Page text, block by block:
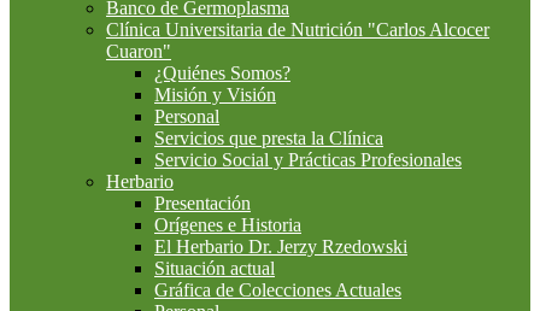
Banco de Germoplasma
Clínica Universitaria de Nutrición "Carlos Alcocer
Cuaron"
¿Quiénes Somos?
Misión y Visión
Personal
Servicios que presta la Clínica
Servicio Social y Prácticas Profesionales
Herbario
Presentación
Orígenes e Historia
El Herbario Dr. Jerzy Rzedowski
Situación actual
Gráfica de Colecciones Actuales